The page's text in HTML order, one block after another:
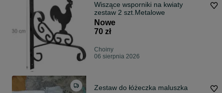
Wiszące wsporniki na kwiaty
zestaw 2 szt.Metalowe
Nowe
70 zł
Choiny
06 sierpnia 2026
Zestaw do łóżeczka maluszka